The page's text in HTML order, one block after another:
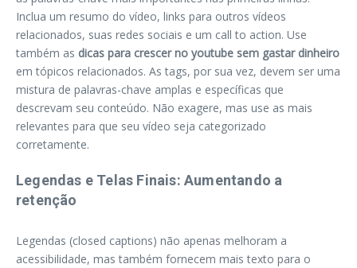
Inclua um resumo do vídeo, links para outros vídeos
relacionados, suas redes sociais e um call to action. Use
também as dicas para crescer no youtube sem gastar dinheiro
em tópicos relacionados. As tags, por sua vez, devem ser uma
mistura de palavras-chave amplas e específicas que
descrevam seu conteúdo. Não exagere, mas use as mais
relevantes para que seu vídeo seja categorizado
corretamente.
Legendas e Telas Finais: Aumentando a
retenção
Legendas (closed captions) não apenas melhoram a
acessibilidade, mas também fornecem mais texto para o